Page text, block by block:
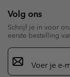
Volg ons
Schrijf je in voor
eerste bestelling
Aanmelden
voor
e-